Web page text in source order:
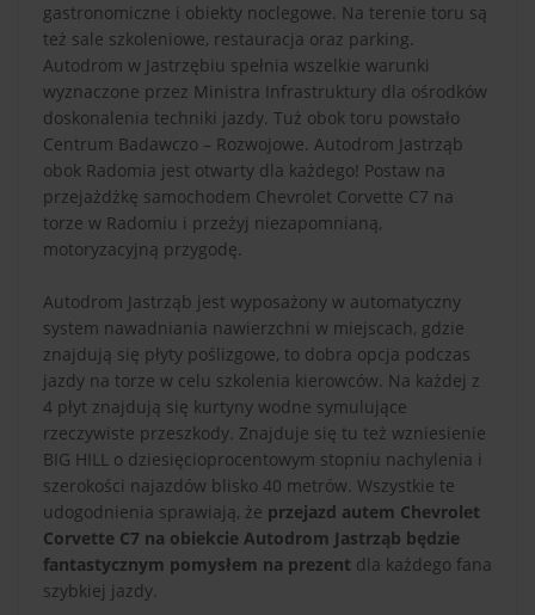
gastronomiczne i obiekty noclegowe. Na terenie toru są
też sale szkoleniowe, restauracja oraz parking.
Autodrom w Jastrzębiu spełnia wszelkie warunki
wyznaczone przez Ministra Infrastruktury dla ośrodków
doskonalenia techniki jazdy. Tuż obok toru powstało
Centrum Badawczo – Rozwojowe. Autodrom Jastrząb
obok Radomia jest otwarty dla każdego! Postaw na
przejażdżkę samochodem Chevrolet Corvette C7 na
torze w Radomiu i przeżyj niezapomnianą,
motoryzacyjną przygodę.
Autodrom Jastrząb jest wyposażony w automatyczny
system nawadniania nawierzchni w miejscach, gdzie
znajdują się płyty poślizgowe, to dobra opcja podczas
jazdy na torze w celu szkolenia kierowców. Na każdej z
4 płyt znajdują się kurtyny wodne symulujące
rzeczywiste przeszkody. Znajduje się tu też wzniesienie
BIG HILL o dziesięcioprocentowym stopniu nachylenia i
szerokości najazdów blisko 40 metrów. Wszystkie te
udogodnienia sprawiają, że przejazd autem Chevrolet
Corvette C7 na obiekcie Autodrom Jastrząb będzie
fantastycznym pomysłem na prezent dla każdego fana
szybkiej jazdy.